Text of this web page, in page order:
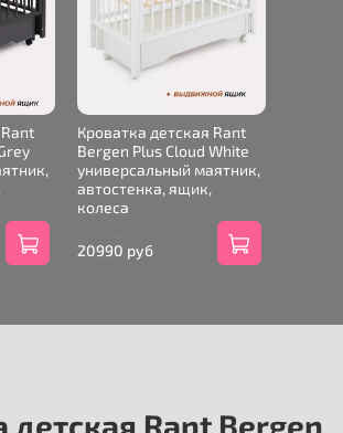
Кроватка детская Rant
Bergen Plus Cloud White
универсальный маятник,
автостенка, ящик,
колеса
20990 руб
детская Rant Bergen